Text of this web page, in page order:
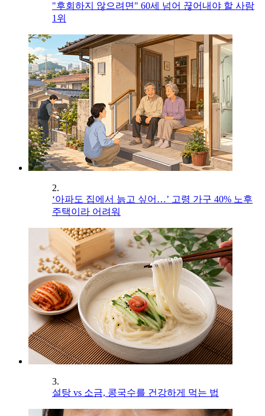
"후회하지 않으려면" 60세 넘어 끊어내야 할 사람
1위
2.
‘아파도 집에서 늙고 싶어…’ 고령 가구 40% 노후
주택이라 어려워
3.
설탕 vs 소금, 콩국수를 건강하게 먹는 법